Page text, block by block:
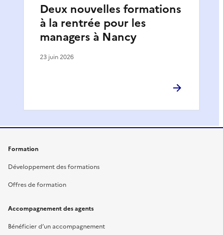
Deux nouvelles formations
à la rentrée pour les
managers à Nancy
23 juin 2026
Formation
Développement des formations
Offres de formation
Accompagnement des agents
Bénéficier d’un accompagnement